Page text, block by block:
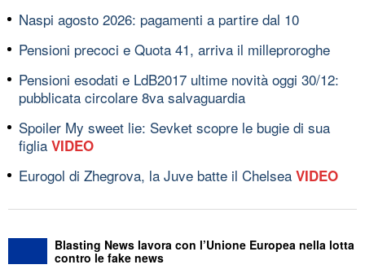
Naspi agosto 2026: pagamenti a partire dal 10
Pensioni precoci e Quota 41, arriva il milleproroghe
Pensioni esodati e LdB2017 ultime novità oggi 30/12:
pubblicata circolare 8va salvaguardia
Spoiler My sweet lie: Sevket scopre le bugie di sua
figlia VIDEO
Eurogol di Zhegrova, la Juve batte il Chelsea VIDEO
Blasting News lavora con l’Unione Europea nella lotta
contro le fake news